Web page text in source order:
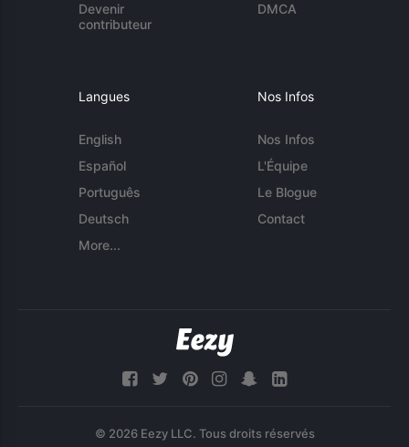
Devenir
contributeur
DMCA
Langues
English
Español
Português
Deutsch
More...
Nos Infos
Nos Infos
L'Équipe
Le Blogue
Contact
© 2026 Eezy LLC. Tous droits réservés